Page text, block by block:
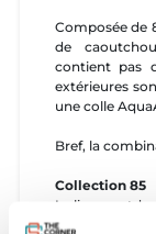
Composée de
de
contient pas
extérieures
une colle
Bref, la
Collection 85
La ligne
dans ses